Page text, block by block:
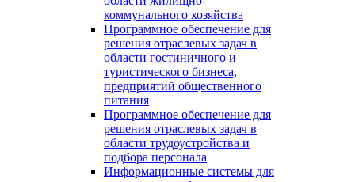
коммунального хозяйства
Программное обеспечение для
решения отраслевых задач в
области гостиничного и
туристического бизнеса,
предприятий общественного
питания
Программное обеспечение для
решения отраслевых задач в
области трудоустройства и
подбора персонала
Информационные системы для